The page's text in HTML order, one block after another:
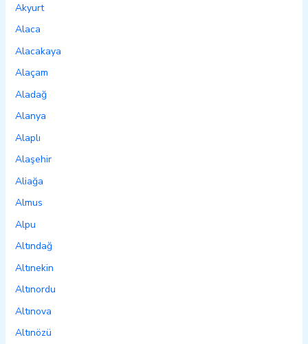
Akyurt
Alaca
Alacakaya
Alaçam
Aladağ
Alanya
Alaplı
Alaşehir
Aliağa
Almus
Alpu
Altındağ
Altınekin
Altınordu
Altınova
Altınözü